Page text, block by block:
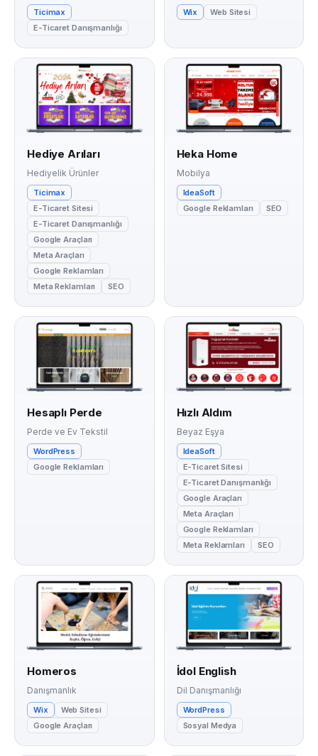
Ticimax
E-Ticaret Danışmanlığı
Wix Web Sitesi
Hediye Arıları
Hediyelik Ürünler
Ticimax
E-Ticaret Sitesi
E-Ticaret Danışmanlığı
Google Araçları
Meta Araçları
Google Reklamları
Meta Reklamları
SEO
Heka Home
Mobilya
IdeaSoft
Google Reklamları
SEO
Hesaplı Perde
Perde ve Ev Tekstil
WordPress
Google Reklamları
Hızlı Aldım
Beyaz Eşya
IdeaSoft
E-Ticaret Sitesi
E-Ticaret Danışmanlığı
Google Araçları
Meta Araçları
Google Reklamları
Meta Reklamları
SEO
Homeros
Danışmanlık
Wix
Web Sitesi
Google Araçları
İdol English
Dil Danışmanlığı
WordPress
Sosyal Medya